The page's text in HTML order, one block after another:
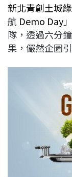
b
o
o
k
新北青創土城
航 Demo Day
隊，透過六分
果，儼然企圖